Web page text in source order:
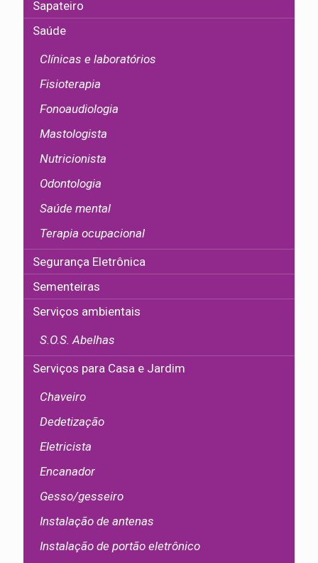
Sapateiro
Saúde
Clínicas e laboratórios
Fisioterapia
Fonoaudiologia
Mastologista
Nutricionista
Odontologia
Saúde mental
Terapia ocupacional
Segurança Eletrônica
Sementeiras
Serviços ambientais
S.O.S. Abelhas
Serviços para Casa e Jardim
Chaveiro
Dedetização
Eletricista
Encanador
Gesso/gesseiro
Instalação de antenas
Instalação de portão eletrônico